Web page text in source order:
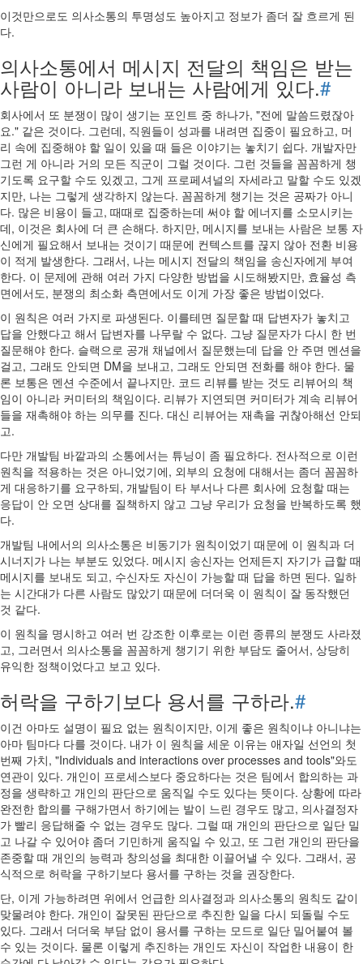
이것만으로도 의사소통의 투명성도 높아지고 정보가 좀더 잘 흐르게 된
다.
의사소통에서 메시지 전달의 책임은 받는
사람이 아니라 보내는 사람에게 있다.#
회사에서 또 분쟁이 많이 생기는 포인트 중 하나가, "전에 말씀드렸잖아
요." 같은 것이다. 그런데, 직원들이 성과를 내려면 집중이 필요하고, 머
리 속에 집중해야 할 일이 있을 때 들은 이야기는 놓치기 쉽다. 개발자만
그런 게 아니라 거의 모든 직군이 그럴 것이다. 그런 것들을 꼼꼼하게 챙
기도록 요구할 수도 있겠고, 그게 프로페셔널의 자세라고 말할 수도 있겠
지만, 나는 그렇게 생각하지 않는다. 꼼꼼하게 챙기는 것은 공짜가 아니
다. 많은 비용이 들고, 때때로 집중하는데 써야 할 에너지를 소모시키는
데, 이것은 회사에 더 큰 손해다. 하지만, 메시지를 보내는 사람은 보통 자
신에게 필요해서 보내는 것이기 때문에 컨텍스트를 끊지 않아 전환 비용
이 적게 발생한다. 그래서, 나는 메시지 전달의 책임을 송신자에게 부여
한다. 이 문제에 관해 여러 가지 다양한 방법을 시도해봤지만, 효율성 측
면에서도, 분쟁의 최소화 측면에서도 이게 가장 좋은 방법이었다.
이 원칙은 여러 가지로 파생된다. 이를테면 질문할 때 답변자가 놓치고
답을 안했다고 해서 답변자를 나무랄 수 없다. 그냥 질문자가 다시 한 번
질문해야 한다. 슬랙으로 공개 채널에서 질문했는데 답을 안 주면 멘션을
걸고, 그래도 안되면 DM을 보내고, 그래도 안되면 전화를 해야 한다. 물
론 보통은 멘션 수준에서 끝나지만. 코드 리뷰를 받는 것도 리뷰어의 책
임이 아니라 커미터의 책임이다. 리뷰가 지연되면 커미터가 계속 리뷰어
들을 재촉해야 하는 의무를 진다. 대신 리뷰어는 재촉을 귀찮아해선 안되
고.
다만 개발팀 바깥과의 소통에서는 튜닝이 좀 필요하다. 전사적으로 이런
원칙을 적용하는 것은 아니었기에, 외부의 요청에 대해서는 좀더 꼼꼼하
게 대응하기를 요구하되, 개발팀이 타 부서나 다른 회사에 요청할 때는
응답이 안 오면 상대를 질책하지 않고 그냥 우리가 요청을 반복하도록 했
다.
개발팀 내에서의 의사소통은 비동기가 원칙이었기 때문에 이 원칙과 더
시너지가 나는 부분도 있었다. 메시지 송신자는 언제든지 자기가 급할 때
메시지를 보내도 되고, 수신자도 자신이 가능할 때 답을 하면 된다. 일하
는 시간대가 다른 사람도 많았기 때문에 더더욱 이 원칙이 잘 동작했던
것 같다.
이 원칙을 명시하고 여러 번 강조한 이후로는 이런 종류의 분쟁도 사라졌
고, 그러면서 의사소통을 꼼꼼하게 챙기기 위한 부담도 줄어서, 상당히
유익한 정책이었다고 보고 있다.
허락을 구하기보다 용서를 구하라.#
이건 아마도 설명이 필요 없는 원칙이지만, 이게 좋은 원칙이냐 아니냐는
아마 팀마다 다를 것이다. 내가 이 원칙을 세운 이유는 애자일 선언의 첫
번째 가치, "Individuals and interactions over processes and tools"와도
연관이 있다. 개인이 프로세스보다 중요하다는 것은 팀에서 합의하는 과
정을 생략하고 개인의 판단으로 움직일 수도 있다는 뜻이다. 상황에 따라
완전한 합의를 구해가면서 하기에는 발이 느린 경우도 많고, 의사결정자
가 빨리 응답해줄 수 없는 경우도 많다. 그럴 때 개인의 판단으로 일단 밀
고 나갈 수 있어야 좀더 기민하게 움직일 수 있고, 또 그런 개인의 판단을
존중할 때 개인의 능력과 창의성을 최대한 이끌어낼 수 있다. 그래서, 공
식적으로 허락을 구하기보다 용서를 구하는 것을 권장한다.
단, 이게 가능하려면 위에서 언급한 의사결정과 의사소통의 원칙도 같이
맞물려야 한다. 개인이 잘못된 판단으로 추진한 일을 다시 되돌릴 수도
있다. 그래서 더더욱 부담 없이 용서를 구하는 모드로 일단 밀어붙여 볼
수 있는 것이다. 물론 이렇게 추진하는 개인도 자신이 작업한 내용이 한